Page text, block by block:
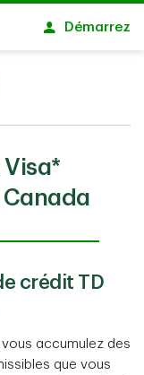
Démarrez
Canada
crédit TD
accumulez des
que vous